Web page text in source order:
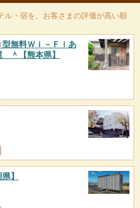
ル・宿を、お客さまの評価が高い順
無料Ｗｉ－Ｆｉあ
＾
【熊本県】
】